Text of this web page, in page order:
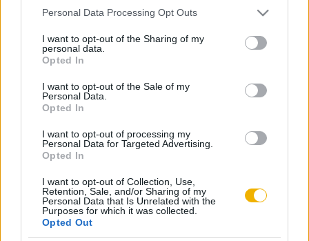
Please note that this website/app uses one or more Google
not limited to your visit or usage behaviour. You may click to
grant or deny consent to Google and its third-party tags to
use your data for below specified purposes in below Google
consent section.
Personal Data Processing Opt Outs
I want to opt-out of the Sharing of my
personal data.
Opted In
I want to opt-out of the Sale of my
Personal Data.
Opted In
I want to opt-out of processing my
Personal Data for Targeted Advertising.
Opted In
I want to opt-out of Collection, Use,
Retention, Sale, and/or Sharing of my
Personal Data that Is Unrelated with the
Purposes for which it was collected.
Opted Out
Haraszti György
Kényszerperegrináció az első világháború
VISSZA AZ OLDAL TETEJÉRE
Oldalaink Cikkek